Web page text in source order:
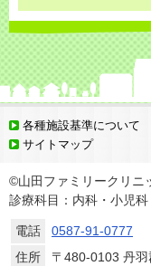
当院は質の高い診療を実施する
います。マイナ保険証の積極的
当院では、受診歴の有無に関わ
呈する患者様の受入れを行って
め、受診前には必ず電話予約を
情報通信機器を用いた診療にお
不足した場合、医薬品の処方変
各種施設基準について
サイトマップ
©山田ファミリークリニ
診療科目：内科・小児
電話
0587-91-0777
住所
〒480-0103 丹